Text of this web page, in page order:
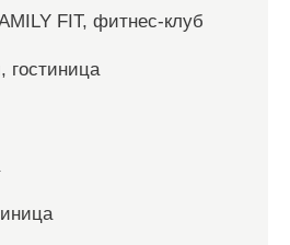
FIT, фитнес-клуб
гостиница